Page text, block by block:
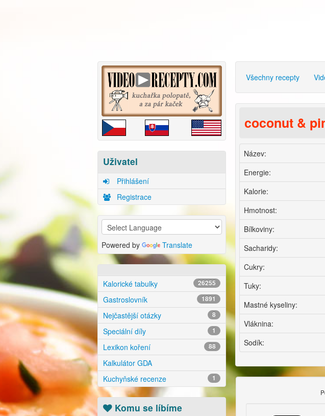
Uživatel
Přihlášení
Registrace
Powered by Translate
Kalorické tabulky 26255
Gastroslovník 1891
Nejčastější otázky 8
Speciální díly 1
Lexikon koření 88
Kalkulátor GDA
Kuchyňské recenze
1
Komu se líbíme
Všechny recepty
coconut &
Název:
Energie:
Kalorie:
Hmotnost:
Bílkoviny:
Sacharidy:
Cukry:
Tuky:
Mastné kyseliny:
Vláknina:
Sodík: